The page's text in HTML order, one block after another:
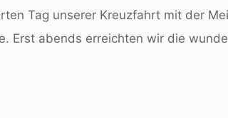
Tag unserer Kreuzfahrt mit der
Erst abends erreichten wir die